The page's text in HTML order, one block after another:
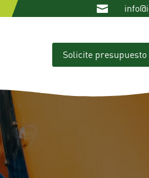

Solicite presupuesto